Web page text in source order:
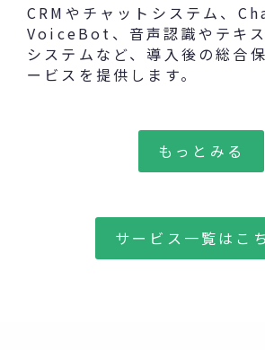
CRMやチャットシステム、
VoiceBot、音声認識やテキ
システムなど、導入後の総合
ービスを提供します。
もっとみる
サービス一覧はこ